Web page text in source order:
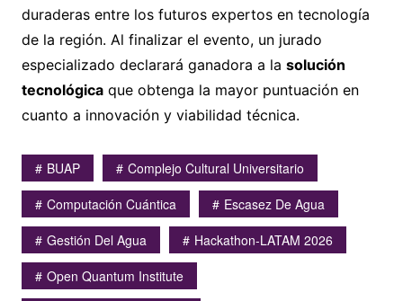
duraderas entre los futuros expertos en tecnología
de la región. Al finalizar el evento, un jurado
especializado declarará ganadora a la solución
tecnológicaque obtenga la mayor puntuación en
cuanto a innovación y viabilidad técnica.
BUAP
Complejo Cultural Universitario
Computación Cuántica
Escasez De Agua
Gestión Del Agua
Hackathon-LATAM 2026
Open Quantum Institute